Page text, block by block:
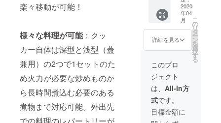
楽々移動が可能！
様々な料理が可能：クッ
カー自体は深型と浅型（蓋
兼用）の2つで1セットのた
め火力が必要な炒めものか
ら長時間煮込む必要のある
煮物まで対応可能。外出先
での料理のレパートリーが
までに成長
しました。
土日/祝日を
10:00-16:00
ご質問等ご
ざいました
ら各プロ
ジェクトの
収納
ポーチ
※ご注文
状況、
使用部
況、製
造工程
上の都
合等に
より出
荷時期
が遅れ
る場合
カー」
台数無
制限
21%OF
F！定価
13,980
円 →
10,980
円（送
料・消
費税込
み）
2020
年04
月
詳細を見る
こ
の
リ
タ
ー
ン
を
選
択
す
る
このプロ
ジェクト
は、 All-In方
式です。
目標金額に